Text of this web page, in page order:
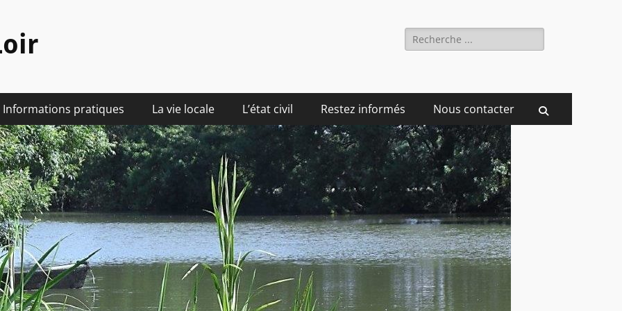
Rechercher :
Informations pratiques La vie locale L’état civil Restez informés Nous contacter